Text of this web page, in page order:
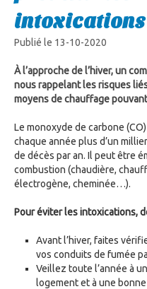
intoxications
Publié le 13-10-2020
À l’approche de l’hiver, un
nous rappelant les risques
moyens de chauffage
Le monoxyde de carbone
chaque année plus d’un
de décès par an. Il peut être
combustion (chaudière,
électrogène, cheminée…).
Pour éviter les intoxications,
Avant l’hiver, faites
vos conduits de fumée
Veillez toute l’année à
logement et à une